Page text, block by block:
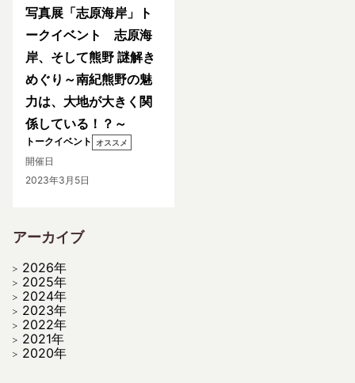
写真展「志原海岸」ト
ークイベント 志原海
岸、そして熊野 謎解き
めぐり～南紀熊野の魅
力は、大地が大きく関
係している！？～
トークイベント オススメ
開催日
2023年3月5日
アーカイブ
2026年
2025年
2024年
2023年
2022年
2021年
2020年